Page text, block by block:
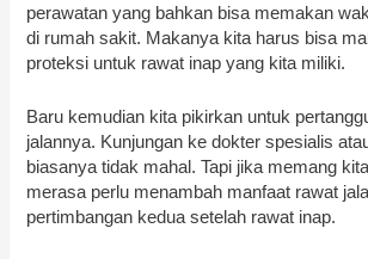
perawatan yang bahkan bisa memakan
di rumah sakit. Makanya kita harus bisa
proteksi untuk rawat inap yang kita miliki.
Baru kemudian kita pikirkan untuk
jalannya. Kunjungan ke dokter spesialis
biasanya tidak mahal. Tapi jika memang
merasa perlu menambah manfaat rawat
pertimbangan kedua setelah rawat inap.